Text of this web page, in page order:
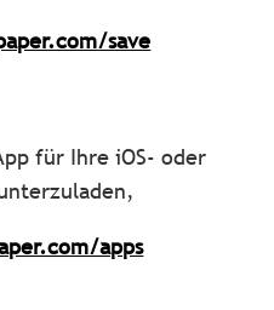
save
für Ihre iOS- oder
apps